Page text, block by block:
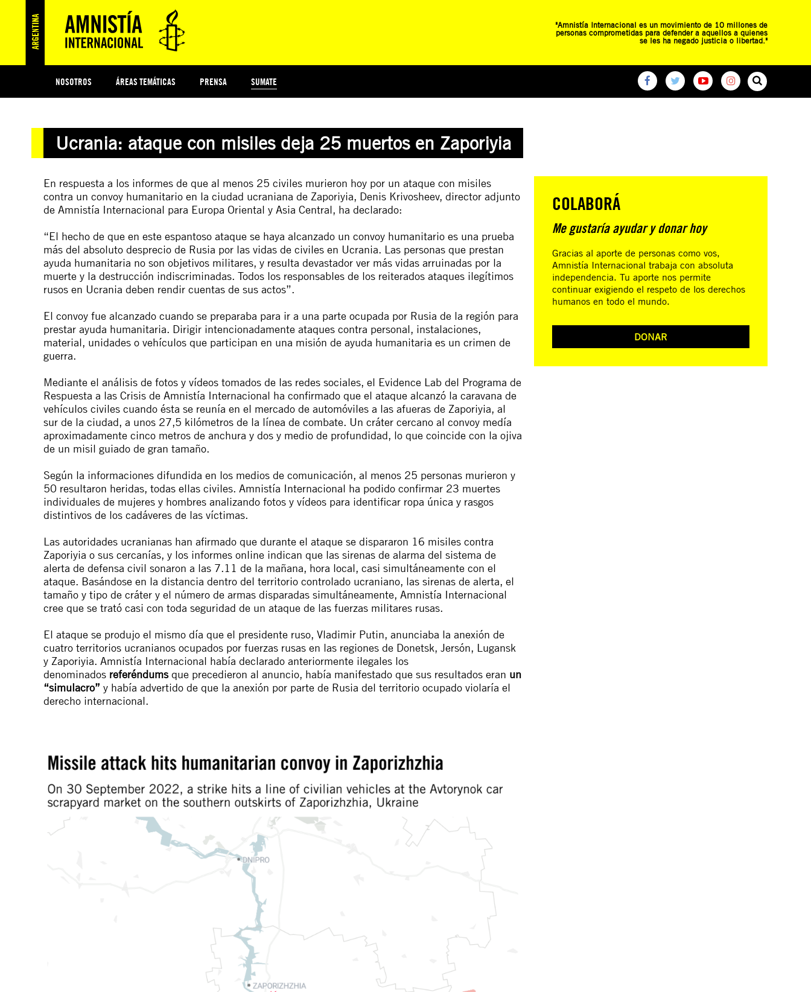
"Amnistía Internacional es un movimiento de 10 millones de
personas comprometidas para defender a aquellos a quienes
se les ha negado justicia o libertad."
NOSOTROS ÁREAS TEMÁTICAS PRENSA SUMATE
PREGUNTAS FRECUENTES
Ucrania: ataque con misiles deja 25 muertos en Zaporiyia
En respuesta a los informes de que al menos 25 civiles murieron hoy por un ataque con misiles
contra un convoy humanitario en la ciudad ucraniana de Zaporiyia, Denis Krivosheev, director adjunto
de Amnistía Internacional para Europa Oriental y Asia Central, ha declarado:
“El hecho de que en este espantoso ataque se haya alcanzado un convoy humanitario es una prueba
más del absoluto desprecio de Rusia por las vidas de civiles en Ucrania. Las personas que prestan
ayuda humanitaria no son objetivos militares, y resulta devastador ver más vidas arruinadas por la
muerte y la destrucción indiscriminadas. Todos los responsables de los reiterados ataques ilegítimos
rusos en Ucrania deben rendir cuentas de sus actos”.
El convoy fue alcanzado cuando se preparaba para ir a una parte ocupada por Rusia de la región para
prestar ayuda humanitaria. Dirigir intencionadamente ataques contra personal, instalaciones,
material, unidades o vehículos que participan en una misión de ayuda humanitaria es un crimen de
guerra.
Mediante el análisis de fotos y vídeos tomados de las redes sociales, el Evidence Lab del Programa de
Respuesta a las Crisis de Amnistía Internacional ha confirmado que el ataque alcanzó la caravana de
vehículos civiles cuando ésta se reunía en el mercado de automóviles a las afueras de Zaporiyia, al
sur de la ciudad, a unos 27,5 kilómetros de la línea de combate. Un cráter cercano al convoy medía
aproximadamente cinco metros de anchura y dos y medio de profundidad, lo que coincide con la ojiva
de un misil guiado de gran tamaño.
Según la informaciones difundida en los medios de comunicación, al menos 25 personas murieron y
50 resultaron heridas, todas ellas civiles. Amnistía Internacional ha podido confirmar 23 muertes
individuales de mujeres y hombres analizando fotos y vídeos para identificar ropa única y rasgos
distintivos de los cadáveres de las víctimas.
Las autoridades ucranianas han afirmado que durante el ataque se dispararon 16 misiles contra
Zaporiyia o sus cercanías, y los informes online indican que las sirenas de alarma del sistema de
alerta de defensa civil sonaron a las 7.11 de la mañana, hora local, casi simultáneamente con el
ataque. Basándose en la distancia dentro del territorio controlado ucraniano, las sirenas de alerta, el
tamaño y tipo de cráter y el número de armas disparadas simultáneamente, Amnistía Internacional
cree que se trató casi con toda seguridad de un ataque de las fuerzas militares rusas.
El ataque se produjo el mismo día que el presidente ruso, Vladimir Putin, anunciaba la anexión de
cuatro territorios ucranianos ocupados por fuerzas rusas en las regiones de Donetsk, Jersón, Lugansk
y Zaporiyia. Amnistía Internacional había declarado anteriormente ilegales los
denominados referéndumsque precedieron al anuncio, había manifestado que sus resultados eran un
“simulacro” y había advertido de que la anexión por parte de Rusia del territorio ocupado violaría el
derecho internacional.
COLABORÁ
Me gustaría ayudar y donar hoy
Gracias al aporte de personas como vos,
Amnistía Internacional trabaja con absoluta
independencia. Tu aporte nos permite
continuar exigiendo el respeto de los derechos
humanos en todo el mundo.
DONAR